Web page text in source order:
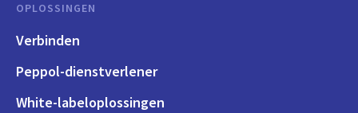
OPLOSSINGEN
Verbinden
Peppol-dienstverlener
White-labeloplossingen